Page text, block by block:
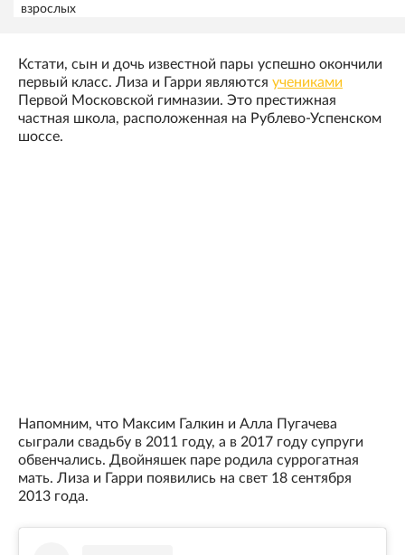
взрослых
Кстати, сын и дочь известной пары успешно окончили
первый класс. Лиза и Гарри являются учениками
Первой Московской гимназии. Это престижная
частная школа, расположенная на Рублево-Успенском
шоссе.
Напомним, что Максим Галкин и Алла Пугачева
сыграли свадьбу в 2011 году, а в 2017 году супруги
обвенчались. Двойняшек паре родила суррогатная
мать. Лиза и Гарри появились на свет 18 сентября
2013 года.